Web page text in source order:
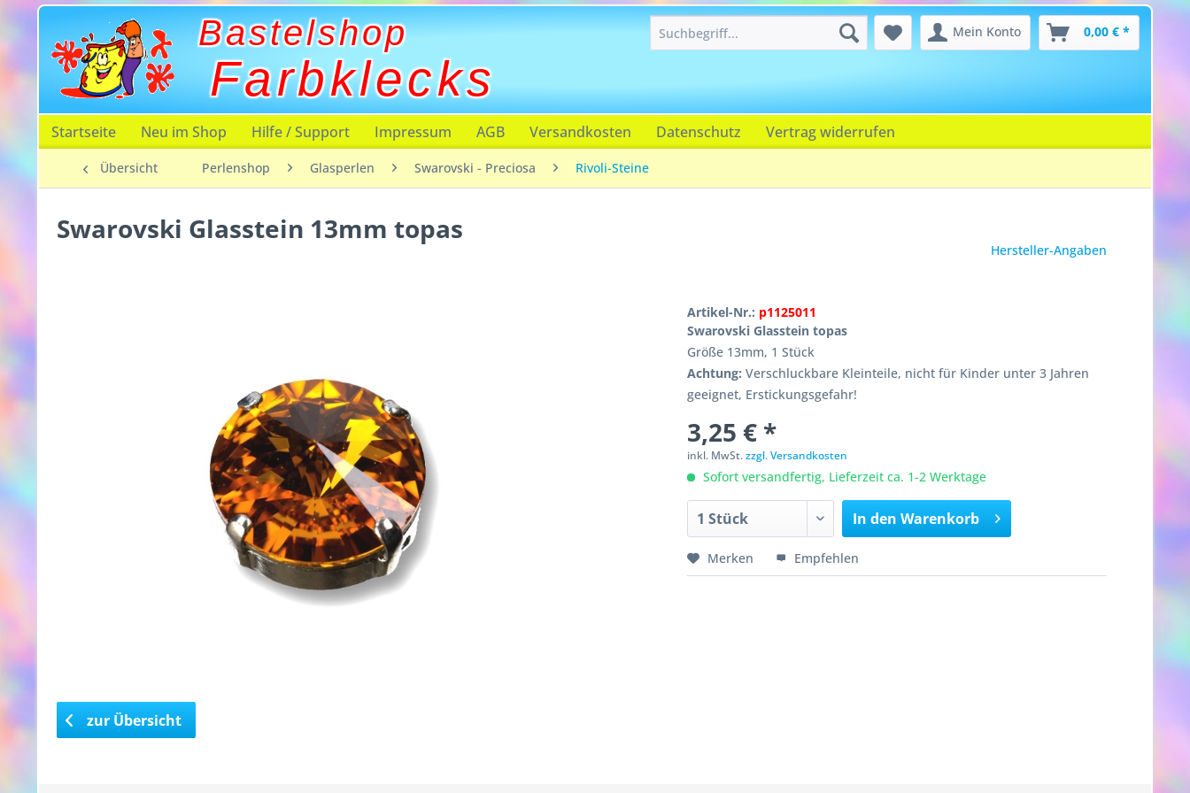
Bastelshop
Farbklecks
Mein Konto 0,00 € *
Startseite Neu im Shop Hilfe / Support Impressum AGB Versandkosten Datenschutz Vertrag widerrufen
Übersicht Perlenshop Glasperlen Swarovski - Preciosa Rivoli-Steine
Swarovski Glasstein 13mm topas
Hersteller-Angaben
Artikel-Nr.: p1125011
Swarovski Glasstein topas
Größe 13mm, 1 Stück
Achtung: Verschluckbare Kleinteile, nicht für Kinder unter 3 Jahren
geeignet, Erstickungsgefahr!
3,25 € *
inkl. MwSt.zzgl. Versandkosten
Sofort versandfertig, Lieferzeit ca. 1-2 Werktage
In den Warenkorb
Merken Empfehlen
zur Übersicht